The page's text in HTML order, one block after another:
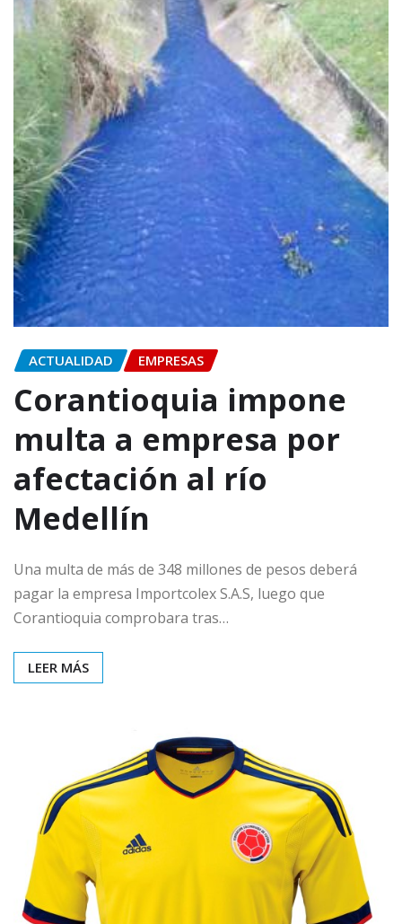
ACTUALIDAD EMPRESAS
Corantioquia impone
multa a empresa por
afectación al río
Medellín
Una multa de más de 348 millones de pesos deberá
pagar la empresa Importcolex S.A.S, luego que
Corantioquia comprobara tras…
LEER MÁS